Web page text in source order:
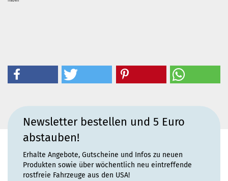
Newsletter bestellen und 5 Euro
abstauben!
Erhalte Angebote, Gutscheine und Infos zu neuen
Produkten sowie über wöchentlich neu eintreffende
rostfreie Fahrzeuge aus den USA!